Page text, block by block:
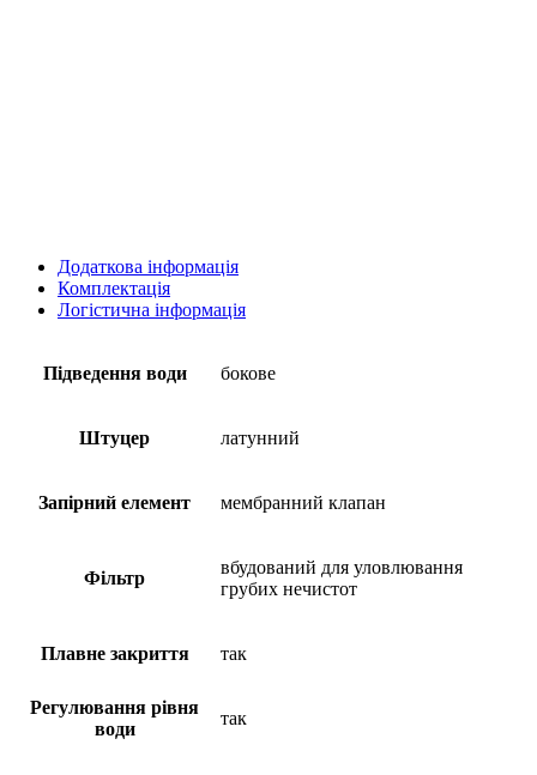
Додаткова інформація
Комплектація
Логістична інформація
Підведення води бокове
Штуцер латунний
Запірний елемент мембранний клапан
Фільтр
вбудований для уловлювання
грубих нечистот
Плавне закриття так
Регулювання рівня
води
так